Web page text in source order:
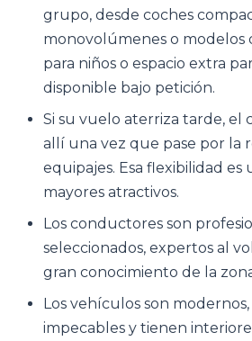
grupo, desde coches
monovolúmenes o modelos
para niños o espacio extra
disponible bajo petición.
Si su vuelo aterriza tarde, el
allí una vez que pase por la
equipajes. Esa flexibilidad es
mayores atractivos.
Los conductores son
seleccionados, expertos al
gran conocimiento de la
Los vehículos son
impecables y tienen